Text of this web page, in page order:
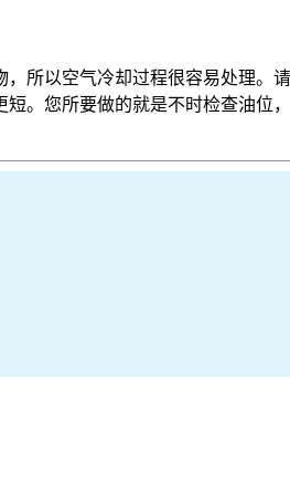
所以空气冷却过程很容易处理。
。您所要做的就是不时检查油位